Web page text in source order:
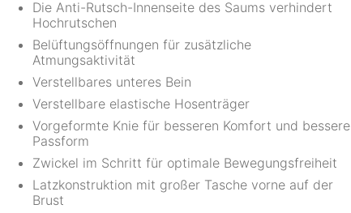
Die Anti-Rutsch-Innenseite des Saums verhindert
Hochrutschen
Belüftungsöffnungen für zusätzliche
Atmungsaktivität
Verstellbares unteres Bein
Verstellbare elastische Hosenträger
Vorgeformte Knie für besseren Komfort und bessere
Passform
Zwickel im Schritt für optimale Bewegungsfreiheit
Latzkonstruktion mit großer Tasche vorne auf der
Brust